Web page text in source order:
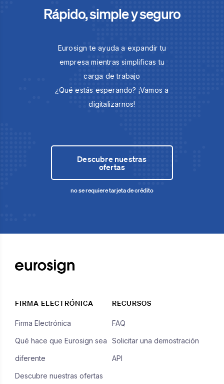
Rápido, simple y seguro
Eurosign te ayuda a expandir tu
empresa mientras simplificas tu
carga de trabajo
¿Qué estás esperando? ¡Vamos a
digitalizarnos!
Descubre nuestras
ofertas
no se requiere tarjeta de crédito
FIRMA ELECTRÓNICA
Firma Electrónica
Qué hace que Eurosign sea
diferente
Descubre nuestras ofertas
RECURSOS
FAQ
Solicitar una demostración
API